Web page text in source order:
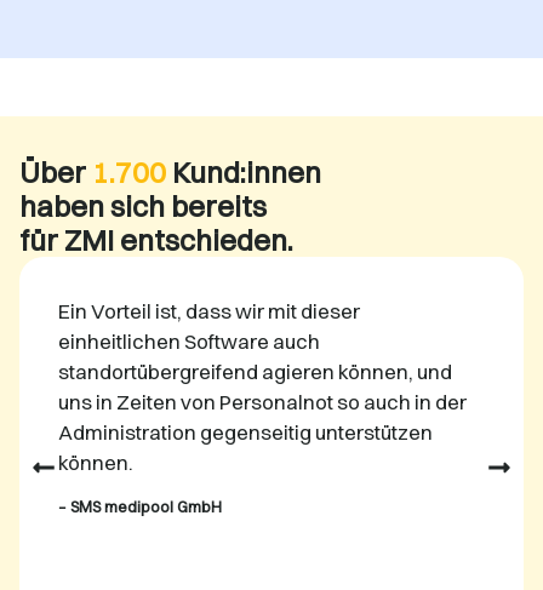
Über 1.700 Kund:innen
haben sich bereits
für ZMI entschieden.
Ein Vorteil ist, dass wir mit dieser
einheitlichen Software auch
standortübergreifend agieren können, und
uns in Zeiten von Personalnot so auch in der
Administration gegenseitig unterstützen
können.
–SMS medipool GmbH